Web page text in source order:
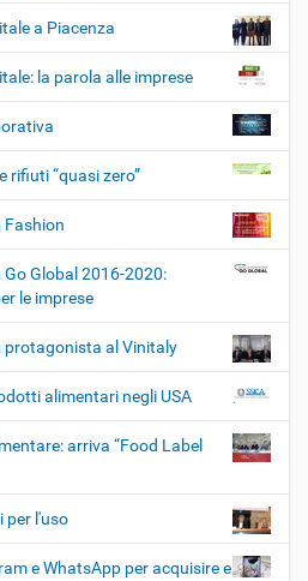
a Piacenza
la parola alle imprese
rifiuti “quasi zero”
Fashion
Global 2016-2020:
le imprese
protagonista al Vinitaly
alimentari negli USA
arriva “Food Label
per l'uso
e WhatsApp per acquisire e